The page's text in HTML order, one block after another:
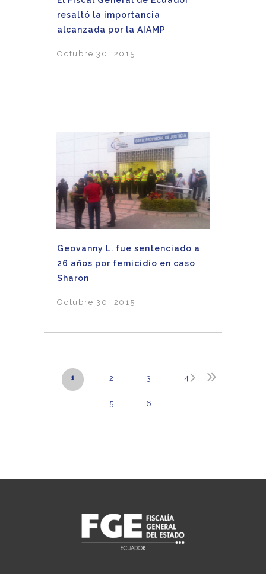
resaltó la importancia
alcanzada por la AIAMP
Octubre 30, 2015
Geovanny L. fue sentenciado a
26 años por femicidio en caso
Sharon
Octubre 30, 2015
1 2 3 4
5 6